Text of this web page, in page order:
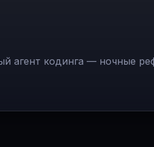
агент кодинга — ночные